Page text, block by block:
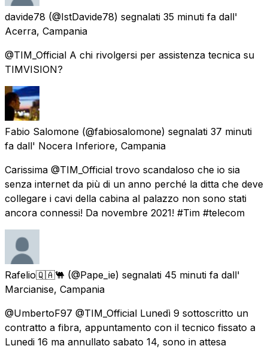
davide78 (@IstDavide78) segnalati 35 minuti fa dall'
Acerra, Campania
@TIM_Official A chi rivolgersi per assistenza tecnica su
TIMVISION?
Fabio Salomone (@fabiosalomone) segnalati 37 minuti
fa dall' Nocera Inferiore, Campania
Carissima @TIM_Official trovo scandaloso che io sia
senza internet da più di un anno perché la ditta che deve
collegare i cavi della cabina al palazzo non sono stati
ancora connessi! Da novembre 2021! #Tim #telecom
Rafelio🇶🇦🐫 (@Pape_ie) segnalati 45 minuti fa dall'
Marcianise, Campania
@UmbertoF97 @TIM_Official Lunedì 9 sottoscritto un
contratto a fibra, appuntamento con il tecnico fissato a
Lunedi 16 ma annullato sabato 14, sono in attesa